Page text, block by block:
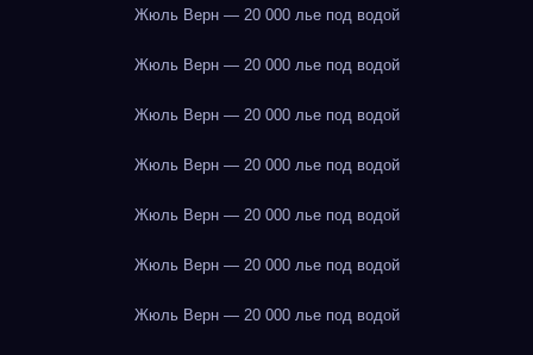
Жюль Верн — 20 000 лье под водой
Жюль Верн — 20 000 лье под водой
Жюль Верн — 20 000 лье под водой
Жюль Верн — 20 000 лье под водой
Жюль Верн — 20 000 лье под водой
Жюль Верн — 20 000 лье под водой
Жюль Верн — 20 000 лье под водой